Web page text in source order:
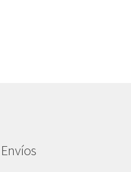
Envíos